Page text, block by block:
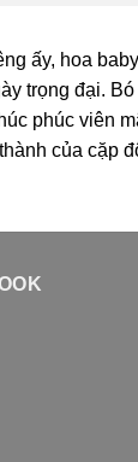
ấy, hoa
trọng đại. Bó
phúc viên
của cặp